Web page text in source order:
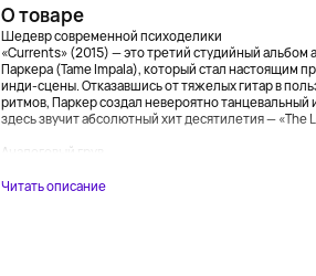
О товаре
Шедевр современной психоделики
«Currents» (2015) — это третий студийный альбом
Паркера (Tame Impala), который стал настоящим
инди-сцены. Отказавшись от тяжелых гитар в
ритмов, Паркер создал невероятно
здесь звучит абсолютный хит десятилетия — «The
Аналоговый грув ...
Читать описание